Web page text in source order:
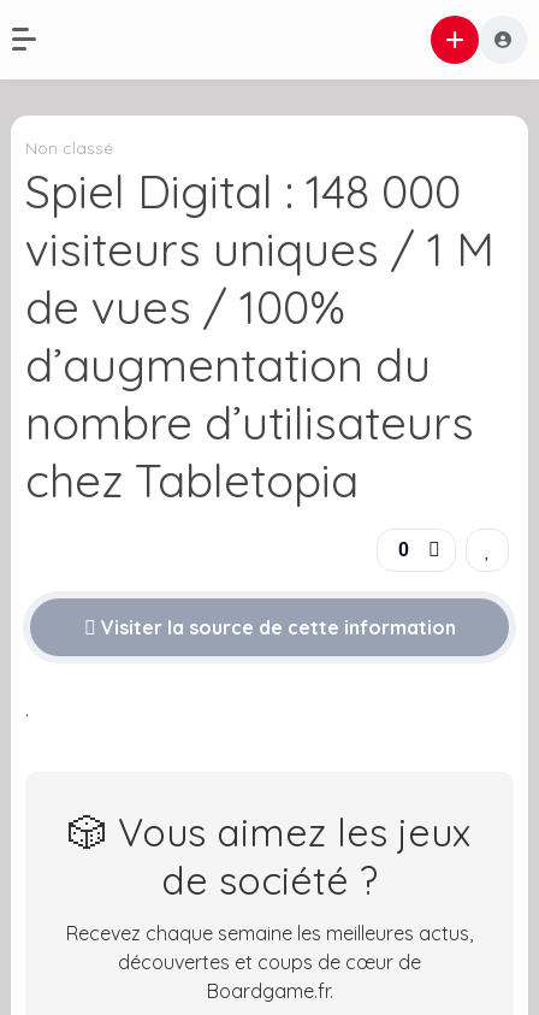
Non classé
Spiel Digital : 148 000
visiteurs uniques / 1 M
de vues / 100%
d’augmentation du
nombre d’utilisateurs
chez Tabletopia
0
Visiter la source de cette information
.
🎲 Vous aimez les jeux
de société ?
Recevez chaque semaine les meilleures actus,
découvertes et coups de cœur de
Boardgame.fr.